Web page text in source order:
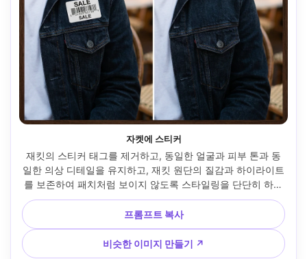
자켓에 스티커
재킷의 스티커 태그를 제거하고, 동일한 얼굴과 피부 톤과 동
일한 의상 디테일을 유지하고, 재킷 원단의 질감과 하이라이트
를 보존하여 패치처럼 보이지 않도록 스타일링을 단단히 하세
요 --ar 4:5
프롬프트 복사
비슷한 이미지 만들기 ↗